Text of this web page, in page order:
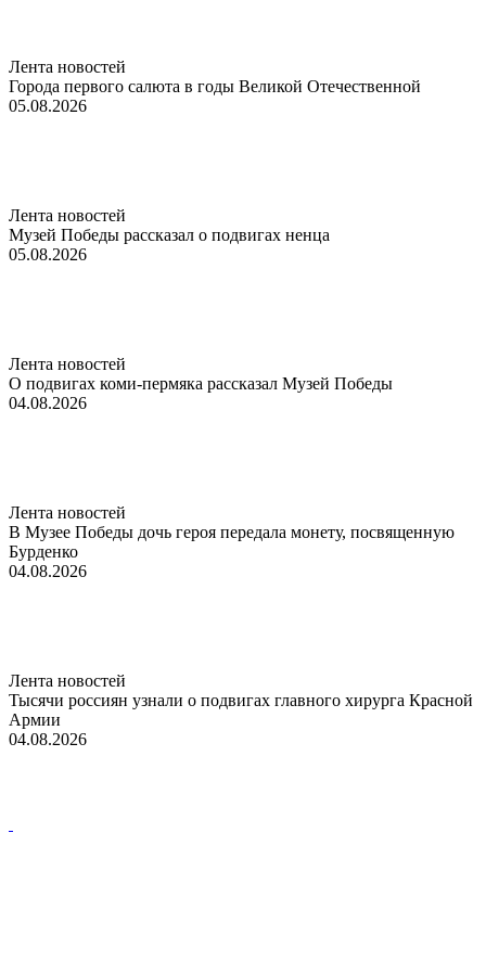
Лента новостей
Города первого салюта в годы Великой Отечественной
05.08.2026
Лента новостей
Музей Победы рассказал о подвигах ненца
05.08.2026
Лента новостей
О подвигах коми-пермяка рассказал Музей Победы
04.08.2026
Лента новостей
В Музее Победы дочь героя передала монету, посвященную
Бурденко
04.08.2026
Лента новостей
Тысячи россиян узнали о подвигах главного хирурга Красной
Армии
04.08.2026